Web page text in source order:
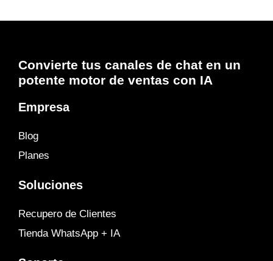
Convierte tus canales de chat en un
potente motor de ventas con IA
Empresa
Blog
Planes
Soluciones
Recupero de Clientes
Tienda WhatsApp + IA